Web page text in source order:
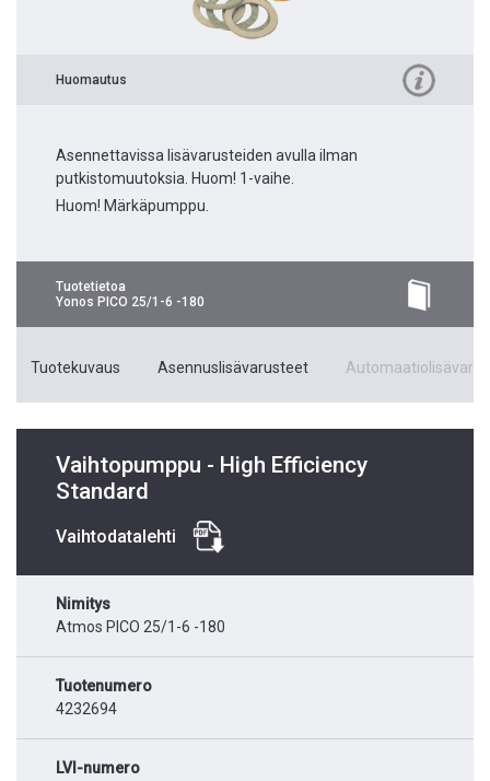
Huomautus
Asennettavissa lisävarusteiden avulla ilman
putkistomuutoksia. Huom! 1-vaihe.
Huom! Märkäpumppu.
Tuotetietoa
Yonos PICO 25/1-6 -180
Tuotekuvaus Asennuslisävarusteet
Vaihtopumppu - High Efficiency
Standard
Vaihtodatalehti
Nimitys
Atmos PICO 25/1-6 -180
Tuotenumero
4232694
LVI-numero